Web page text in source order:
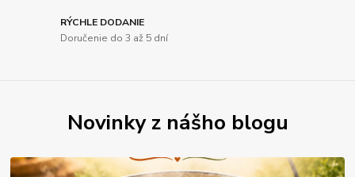
RÝCHLE DODANIE
Doručenie do 3 až 5 dní
Novinky z nášho blogu